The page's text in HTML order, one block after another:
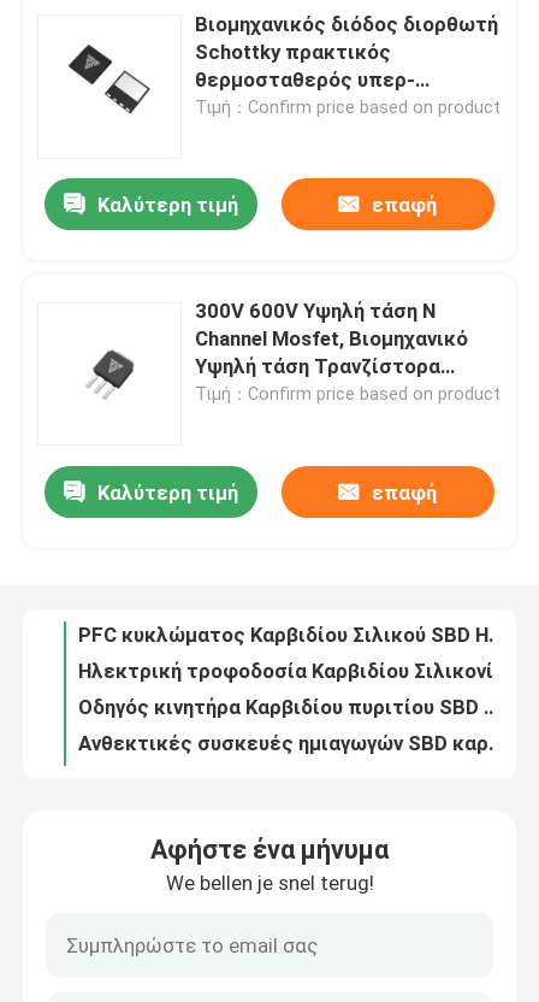
Προϊόντα
Επικοινωνήστε μαζί μας
Ειδήσεις
Ζητήστε μια προσφορά
Βιομηχανικός διόδος διορθωτή
Schottky πρακτικός
θερμοσταθερός υπερ-
γρήγορος
Τιμή：Confirm price based on product
Καλύτερη τιμή επαφή
300V 600V Υψηλή τάση N
Channel Mosfet, Βιομηχανικό
Υψηλή τάση Τρανζίστορα
ισχύος
Τιμή：Confirm price based on product
Καλύτερη τιμή επαφή
PFC κυκλώματος Καρβιδίου Σιλικού SBD Ημιαγωγός υψηλής συχνότητας Σταθερός
Βιομηχανική 1200V Δίοδος φραγμού Schottky, PFC κυκλώματος Καρβιδίου του Σίλικον
Πολλαπλής χρήσης διόδιο διορθωτή σιδηροσυσσωματωτικού σιδηροσυσσωματωτικού για τροφοδοσία ΗΠΑ
Θερμοσταθερό Καρβίδιο Σιλικόνης SBD Mosfet Multiscene για τον οδηγό αυτοκινήτου
650V Σότκι Διοδίος Διορθωτής Στρασφύλλου SBD Αντιεπίβασης θερμομόνωση Υψηλή ισχύς
Αφήστε ένα μήνυμα
We bellen je snel terug!